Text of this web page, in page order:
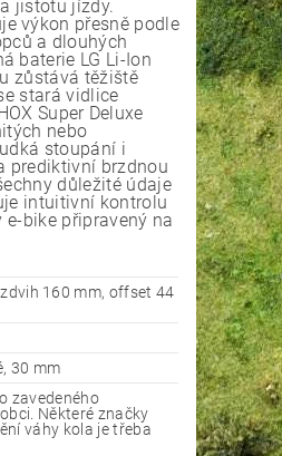
jistotu jízdy.
výkon přesně podle
a dlouhých
baterie LG Li-Ion
zůstává těžiště
stará vidlice
Super Deluxe
nebo
stoupání i
prediktivní brzdnou
důležité údaje
intuitivní kontrolu
bike připravený na
zdvih 160 mm, offset 44
30 mm
zavedeného
Některé značky
váhy kola je třeba